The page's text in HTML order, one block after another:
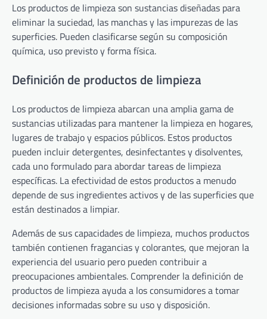
Los productos de limpieza son sustancias diseñadas para
eliminar la suciedad, las manchas y las impurezas de las
superficies. Pueden clasificarse según su composición
química, uso previsto y forma física.
Definición de productos de limpieza
Los productos de limpieza abarcan una amplia gama de
sustancias utilizadas para mantener la limpieza en hogares,
lugares de trabajo y espacios públicos. Estos productos
pueden incluir detergentes, desinfectantes y disolventes,
cada uno formulado para abordar tareas de limpieza
específicas. La efectividad de estos productos a menudo
depende de sus ingredientes activos y de las superficies que
están destinados a limpiar.
Además de sus capacidades de limpieza, muchos productos
también contienen fragancias y colorantes, que mejoran la
experiencia del usuario pero pueden contribuir a
preocupaciones ambientales. Comprender la definición de
productos de limpieza ayuda a los consumidores a tomar
decisiones informadas sobre su uso y disposición.